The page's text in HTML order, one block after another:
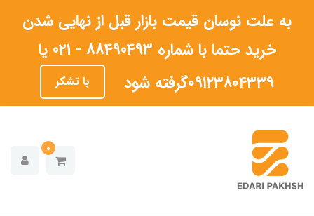
به علت نوسان قیمت بازار قبل از نهایی شدن
خرید حتما با شماره 88490493 - 021 یا
۰۹۱۲۳۸۰۴۳۳۹گرفته شود
با تشکر
0